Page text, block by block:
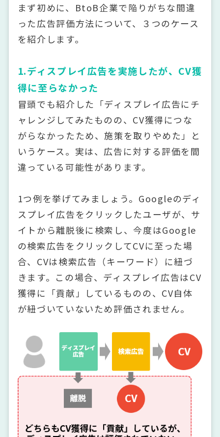
まず初めに、BtoB企業で陥りがちな間違
った広告評価方法について、３つのケース
を紹介します。
1.ディスプレイ広告を実施したが、CV獲
得に至らなかった
冒頭でも紹介した「ディスプレイ広告にチ
ャレンジしてみたものの、CV獲得につな
がらなかったため、施策を取りやめた」と
いうケース。実は、広告に対する評価を間
違っている可能性があります。
1つ例を挙げてみましょう。Googleのディ
スプレイ広告をクリックしたユーザが、サ
イトから離脱後に検索し、今度はGoogle
の検索広告をクリックしてCVに至った場
合、CVは検索広告（キーワード）に紐づ
きます。この場合、ディスプレイ広告はCV
獲得に「貢献」しているものの、CV自体
が紐づいていないため評価されません。